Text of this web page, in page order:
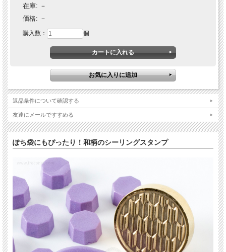
在庫: －
価格: －
購入数： 個
返品条件について確認する
友達にメールですすめる
ぽち袋にもぴったり！和柄のシーリングスタンプ